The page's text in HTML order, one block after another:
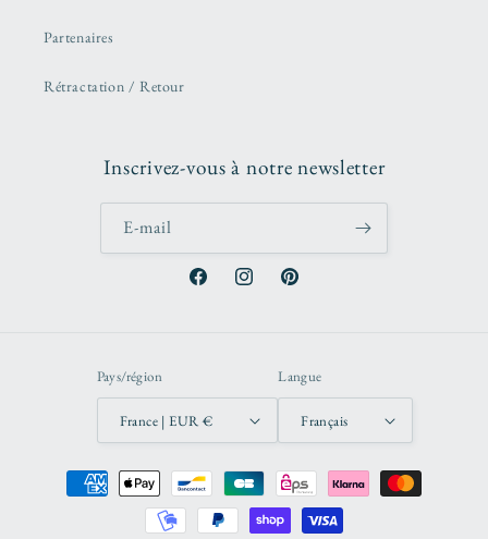
Partenaires
Rétractation / Retour
Inscrivez-vous à notre newsletter
E-mail
FacebookInstagramPinterest
Pays/région
France | EUR €
Langue
Français
Moyens